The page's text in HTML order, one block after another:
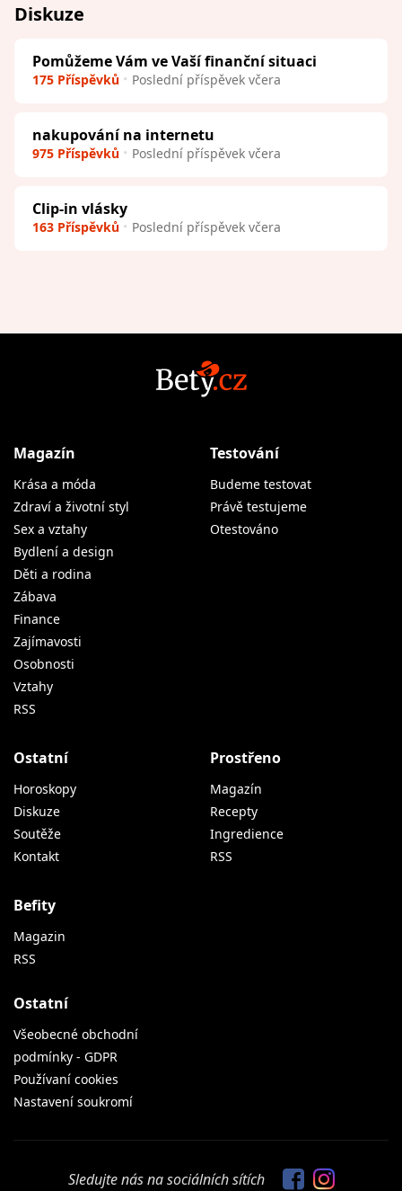
Diskuze
Pomůžeme Vám ve Vaší finanční situaci
175 Příspěvků Poslední příspěvek včera
nakupování na internetu
975 Příspěvků Poslední příspěvek včera
Clip-in vlásky
163 Příspěvků Poslední příspěvek včera
Magazín
Krása a móda
Zdraví a životní styl
Sex a vztahy
Bydlení a design
Děti a rodina
Zábava
Finance
Zajímavosti
Osobnosti
Vztahy
RSS
Testování
Budeme testovat
Právě testujeme
Otestováno
Ostatní
Horoskopy
Diskuze
Soutěže
Kontakt
Prostřeno
Magazín
Recepty
Ingredience
RSS
Befity
Magazin
RSS
Ostatní
Všeobecné obchodní
podmínky - GDPR
Používaní cookies
Nastavení soukromí
Sledujte nás na sociálních sítích